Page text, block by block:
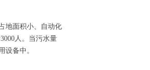
地面积小、自动化
人。当污水量
设备中。